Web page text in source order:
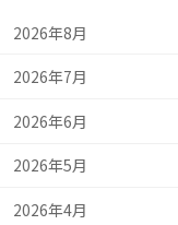
2026年8月
2026年7月
2026年6月
2026年5月
2026年4月